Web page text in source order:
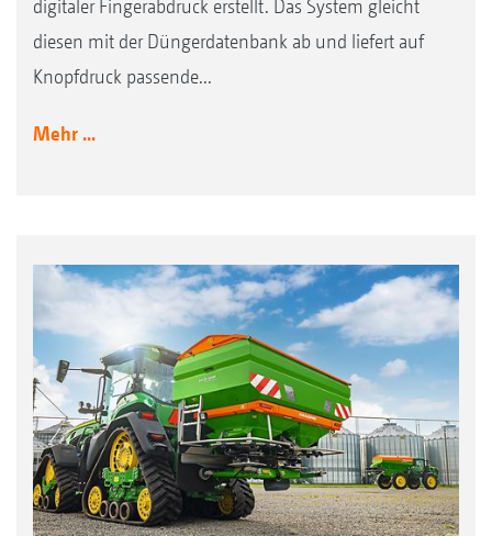
digitaler Fingerabdruck erstellt. Das System gleicht
diesen mit der Düngerdatenbank ab und liefert auf
Knopfdruck passende...
Mehr ...